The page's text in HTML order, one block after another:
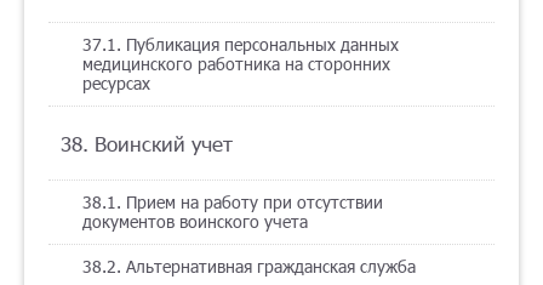
37.1. Публикация персональных данных
медицинского работника на сторонних
ресурсах
38. Воинский учет
38.1. Прием на работу при отсутствии
документов воинского учета
38.2. Альтернативная гражданская служба